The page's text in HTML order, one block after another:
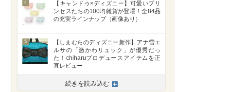
4
【キャンドゥ×ディズニー】可愛いプリ
ンセスたちの100均雑貨が登場！全84品
の充実ラインナップ（画像あり）
5
【しまむらのディズニー新作】アナ雪エ
ルサの「激かわリュック」が優秀だっ
た！chiharuプロデュースアイテムを正
直レビュー
続きを読み込む